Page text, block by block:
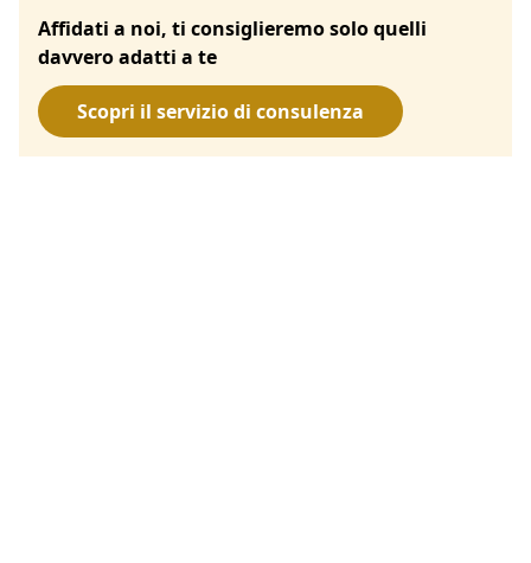
Affidati a noi, ti consiglieremo solo quelli
davvero adatti a te
Scopri il servizio di consulenza